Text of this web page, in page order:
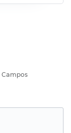
Campos